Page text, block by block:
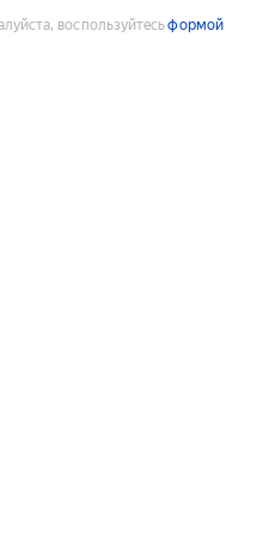
воспользуйтесьформой